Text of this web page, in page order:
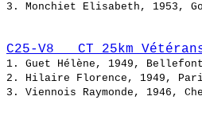
3. Monchiet Elisabeth, 1953,
C25-V8   CT 25km
1. Guet Hélène,
2. Hilaire
3. Viennois Raymonde, 1946,